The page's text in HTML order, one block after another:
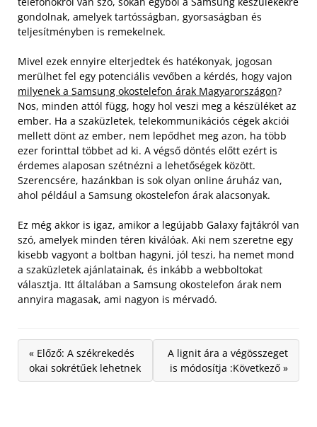
gondolnak, amelyek tartósságban, gyorsaságban és
teljesítményben is remekelnek.
Mivel ezek ennyire elterjedtek és hatékonyak, jogosan
merülhet fel egy potenciális vevőben a kérdés, hogy vajon
milyenek a Samsung okostelefon árak Magyarországon?
Nos, minden attól függ, hogy hol veszi meg a készüléket az
ember. Ha a szaküzletek, telekommunikációs cégek akciói
mellett dönt az ember, nem lepődhet meg azon, ha több
ezer forinttal többet ad ki. A végső döntés előtt ezért is
érdemes alaposan szétnézni a lehetőségek között.
Szerencsére, hazánkban is sok olyan online áruház van,
ahol például a Samsung okostelefon árak alacsonyak.
Ez még akkor is igaz, amikor a legújabb Galaxy fajtákról van
szó, amelyek minden téren kiválóak. Aki nem szeretne egy
kisebb vagyont a boltban hagyni, jól teszi, ha nemet mond
a szaküzletek ajánlatainak, és inkább a webboltokat
választja. Itt általában a Samsung okostelefon árak nem
annyira magasak, ami nagyon is mérvadó.
« Előző: A székrekedés
okai sokrétűek lehetnek
A lignit ára a végösszeget
is módosítja :Következő »